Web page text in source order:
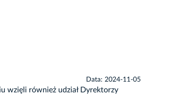
Data: 2024-11-05
wzięli również udział Dyrektorzy